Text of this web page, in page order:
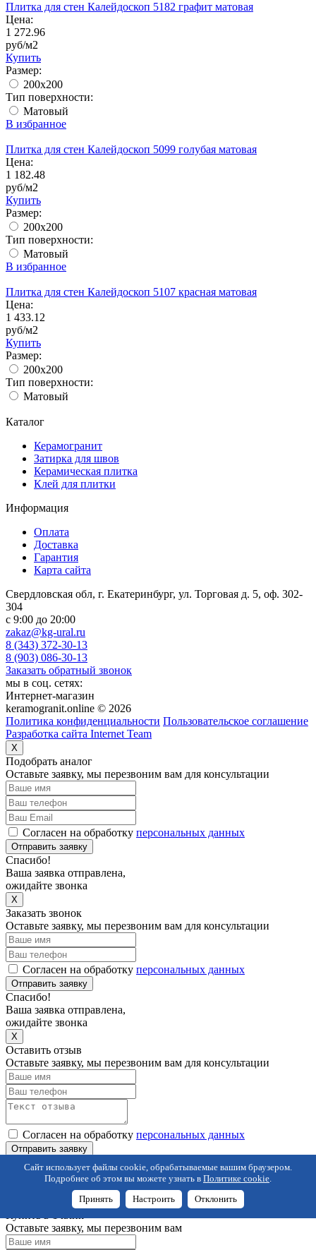
Плитка для стен Калейдоскоп 5182 графит матовая
Цена:
1 272.96
руб/м2
Купить
Размер:
200x200
Тип поверхности:
Матовый
В избранное
Плитка для стен Калейдоскоп 5099 голубая матовая
Цена:
1 182.48
руб/м2
Купить
Размер:
200x200
Тип поверхности:
Матовый
В избранное
Плитка для стен Калейдоскоп 5107 красная матовая
Цена:
1 433.12
руб/м2
Купить
Размер:
200x200
Тип поверхности:
Матовый
Каталог
Керамогранит
Затирка для швов
Керамическая плитка
Клей для плитки
Информация
Оплата
Доставка
Гарантия
Карта сайта
Свердловская обл, г. Екатеринбург, ул. Торговая д. 5, оф. 302-
304
c 9:00 до 20:00
zakaz@kg-ural.ru
8 (343) 372-30-13
8 (903) 086-30-13
Заказать обратный звонок
мы в соц. сетях:
Интернет-магазин
keramogranit.online © 2026
Политика конфиденциальности Пользовательское соглашение
Разработка сайта Internet Team
X
Подобрать аналог
Оставьте заявку, мы перезвоним вам для консультации
Согласен на обработку персональных данных
Отправить заявку
Спасибо!
Ваша заявка отправлена,
ожидайте звонка
X
Заказать звонок
Оставьте заявку, мы перезвоним вам для консультации
Согласен на обработку персональных данных
Отправить заявку
Спасибо!
Ваша заявка отправлена,
ожидайте звонка
X
Оставить отзыв
Оставьте заявку, мы перезвоним вам для консультации
Согласен на обработку персональных данных
Отправить заявку
Спасибо!
Ваш отзыв отправлен!
После модерации, мы опубликуем его на сайте
Оставьте заявку, мы перезвоним вам
Сайт использует файлы cookie, обрабатываемые вашим браузером.
Подробнее об этом вы можете узнать в Политике cookie.
Принять Настроить Отклонить